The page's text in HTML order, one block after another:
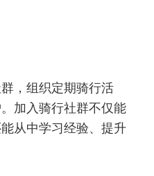
，组织定期骑行活
加入骑行社群不仅能
从中学习经验、提升